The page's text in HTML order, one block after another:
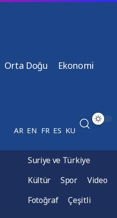
Orta Doğu Ekonomi
AR EN FR ES KU
Suriye ve Türkiye
Kültür
Spor
Video
Fotoğraf
Çeşitli